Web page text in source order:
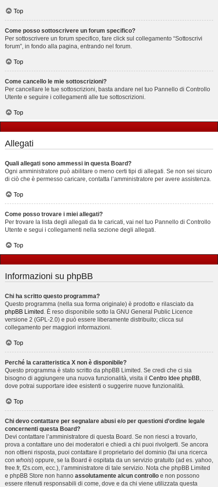
Top
Come posso sottoscrivere un forum specifico?
Per sottoscrivere un forum specifico, fare click sul collegamento “Sottoscrivi
forum”, in fondo alla pagina, entrando nel forum.
Top
Come cancello le mie sottoscrizioni?
Per cancellare le tue sottoscrizioni, basta andare nel tuo Pannello di Controllo
Utente e seguire i collegamenti alle tue sottoscrizioni.
Top
Allegati
Quali allegati sono ammessi in questa Board?
Ogni amministratore può abilitare o meno certi tipi di allegati. Se non sei sicuro
di ciò che è permesso caricare, contatta l’amministratore per avere assistenza.
Top
Come posso trovare i miei allegati?
Per trovare la lista degli allegati da te caricati, vai nel tuo Pannello di Controllo
Utente e segui i collegamenti nella sezione degli allegati.
Top
Informazioni su phpBB
Chi ha scritto questo programma?
Questo programma (nella sua forma originale) è prodotto e rilasciato da
phpBB Limited . È reso disponibile sotto la GNU General Public Licence
versione 2 (GPL-2.0) e può essere liberamente distribuito; clicca sul
collegamento per maggiori informazioni.
Top
Perché la caratteristica X non è disponibile?
Questo programma è stato scritto da phpBB Limited. Se credi che ci sia
bisogno di aggiungere una nuova funzionalità, visita il Centro Idee phpBB,
dove potrai supportare idee esistenti o suggerire nuove funzionalità.
Top
Chi devo contattare per segnalare abusi e/o per questioni d’ordine legale
concernenti questa Board?
Devi contattare l’amministratore di questa Board. Se non riesci a trovarlo,
prova a contattare uno dei moderatori e chiedi a chi puoi rivolgerti. Se ancora
non ottieni risposta, puoi contattare il proprietario del dominio (fai una ricerca
con whois) oppure, se la Board è ospitata da un servizio gratuito (ad es. yahoo,
free.fr, f2s.com, ecc.), l’amministratore di tale servizio. Nota che phpBB Limited
e phpBB Store non hanno assolutamente alcun controllo e non possono
essere ritenuti responsabili di come, dove e da chi viene utilizzata questa